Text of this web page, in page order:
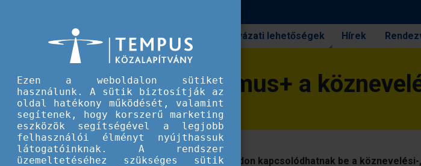
Pályázati lehetőségek Hírek
Erasmus+ a köznevelési szektorban
Erasmus+ a
Számos módon kapcsolódhatnak be a
Ezen a weboldalon sütiket
használunk. A sütik biztosítják az
oldal hatékony működését, valamint
segítenek, hogy korszerű marketing
eszközök segítségével a legjobb
felhasználói élményt nyújthassuk
látogatóinknak. A rendszer
üzemeltetéséhez szükséges sütik